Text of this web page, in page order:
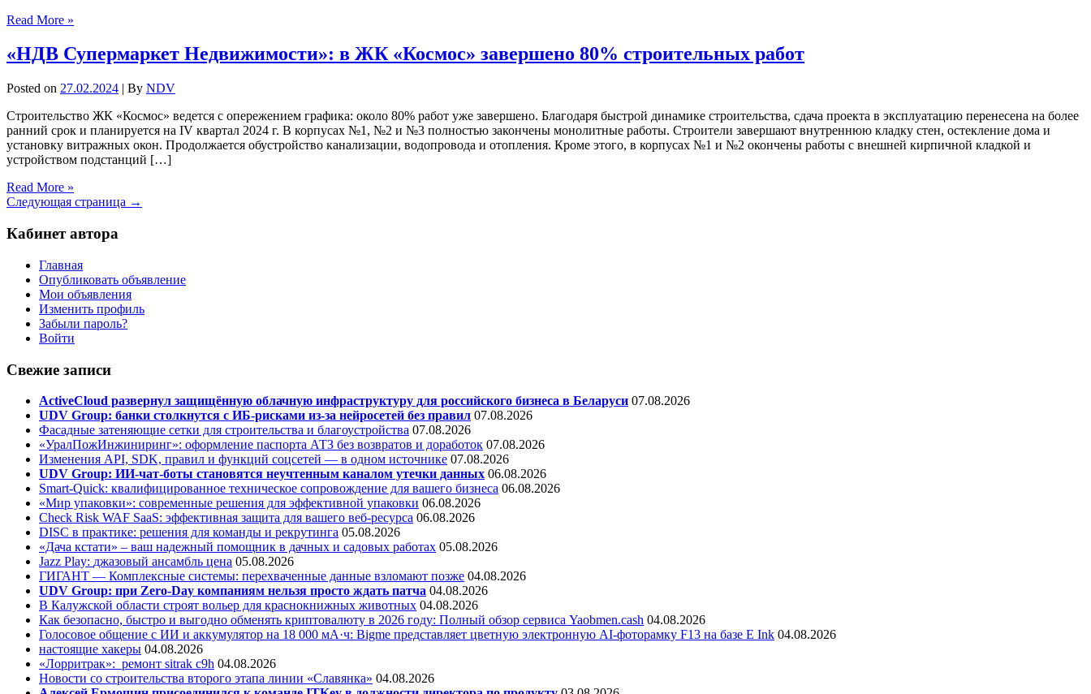
Read More »
«НДВ Супермаркет Недвижимости»: в ЖК «Космос» завершено 80% строительных работ
Posted on 27.02.2024 | By NDV
Строительство ЖК «Космос» ведется с опережением графика: около 80% работ уже завершено. Благодаря быстрой динамике строительства, сдача проекта в эксплуатацию перенесена на более
ранний срок и планируется на IV квартал 2024 г. В корпусах №1, №2 и №3 полностью закончены монолитные работы. Строители завершают внутреннюю кладку стен, остекление дома и
установку витражных окон. Продолжается обустройство канализации, водопровода и отопления. Кроме этого, в корпусах №1 и №2 окончены работы с внешней кирпичной кладкой и
устройством подстанций […]
Read More »
Следующая страница →
Кабинет автора
Главная
Опубликовать объявление
Мои объявления
Изменить профиль
Забыли пароль?
Войти
Свежие записи
ActiveCloud развернул защищённую облачную инфраструктуру для российского бизнеса в Беларуси 07.08.2026
UDV Group: банки столкнутся с ИБ-рисками из-за нейросетей без правил 07.08.2026
Фасадные затеняющие сетки для строительства и благоустройства 07.08.2026
«УралПожИнжиниринг»: оформление паспорта АТЗ без возвратов и доработок 07.08.2026
Изменения API, SDK, правил и функций соцсетей — в одном источнике 07.08.2026
UDV Group: ИИ-чат-боты становятся неучтенным каналом утечки данных 06.08.2026
Smart-Quick: квалифицированное техническое сопровождение для вашего бизнеса 06.08.2026
«Мир упаковки»: современные решения для эффективной упаковки 06.08.2026
Check Risk WAF SaaS: эффективная защита для вашего веб-ресурса 06.08.2026
DISC в практике: решения для команды и рекрутинга 05.08.2026
«Дача кстати» – ваш надежный помощник в дачных и садовых работах 05.08.2026
Jazz Play: джазовый ансамбль цена 05.08.2026
ГИГАНТ — Комплексные системы: перехваченные данные взломают позже 04.08.2026
UDV Group: при Zero-Day компаниям нельзя просто ждать патча 04.08.2026
В Калужской области строят вольер для краснокнижных животных 04.08.2026
Как безопасно, быстро и выгодно обменять криптовалюту в 2026 году: Полный обзор сервиса Yaobmen.cash 04.08.2026
Голосовое общение с ИИ и аккумулятор на 18 000 мА·ч: Bigme представляет цветную электронную AI-фоторамку F13 на базе E Ink 04.08.2026
настоящие хакеры 04.08.2026
«Лорритрак»: ремонт sitrak c9h 04.08.2026
Новости со строительства второго этапа линии «Славянка» 04.08.2026